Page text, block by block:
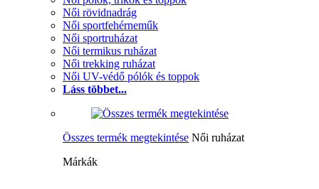
Női rövidnadrág
Női sportfehérneműk
Női sportruházat
Női termikus ruházat
Női trekking ruházat
Női UV-védő pólók és toppok
Láss többet...
Összes termék megtekintése Női ruházat
Márkák